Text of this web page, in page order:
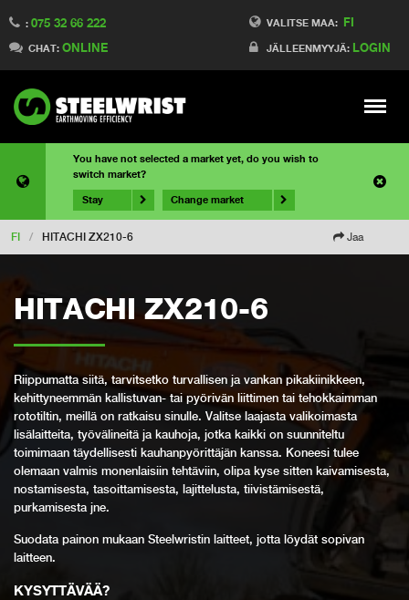
VALITSE MAA: FI
JÄLLEENMYYJÄ: LOGIN
: 075 32 66 222
CHAT: ONLINE
Meny
You have not selected a market yet, do you wish to
switch market?
Stay Change market
FI / HITACHI ZX210-6 Jaa
HITACHI ZX210-6
Riippumatta siitä, tarvitsetko turvallisen ja vankan pikakiinikkeen,
kehittyneemmän kallistuvan- tai pyörivän liittimen tai tehokkaimman
rototiltin, meillä on ratkaisu sinulle. Valitse laajasta valikoimasta
lisälaitteita, työvälineitä ja kauhoja, jotka kaikki on suunniteltu
toimimaan täydellisesti kauhanpyörittäjän kanssa. Koneesi tulee
olemaan valmis monenlaisiin tehtäviin, olipa kyse sitten kaivamisesta,
nostamisesta, tasoittamisesta, lajittelusta, tiivistämisestä,
purkamisesta jne.
Suodata painon mukaan Steelwristin laitteet, jotta löydät sopivan
laitteen.
KYSYTTÄVÄÄ?